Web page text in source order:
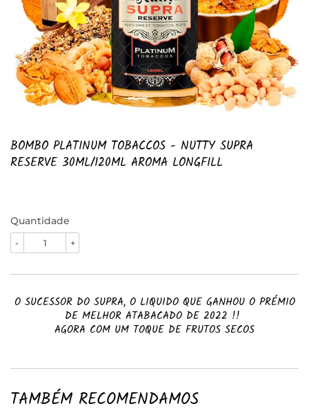
BOMBO PLATINUM TOBACCOS - NUTTY SUPRA
RESERVE 30ML/120ML AROMA LONGFILL
Quantidade
+
-
O SUCESSOR DO SUPRA, O LIQUIDO QUE GANHOU O PRÉMIO
DE MELHOR ATABACADO DE 2022 !!
AGORA COM UM TOQUE DE FRUTOS SECOS
TAMBÉM RECOMENDAMOS